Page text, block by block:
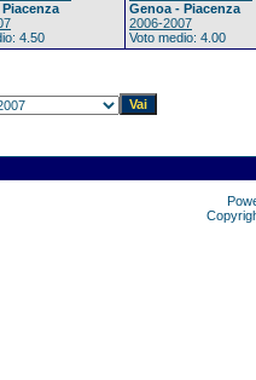
4.50
Genoa - Piacenza
2006-2007
Voto medio: 4.00